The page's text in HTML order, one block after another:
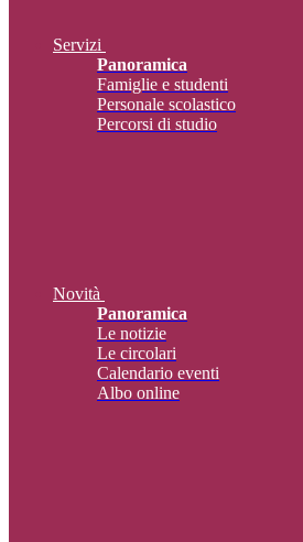
Servizi
Panoramica
Famiglie e studenti
Personale scolastico
Percorsi di studio
Novità
Panoramica
Le notizie
Le circolari
Calendario eventi
Albo online